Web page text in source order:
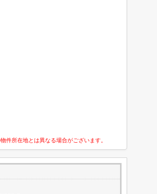
件所在地とは異なる場合がございます。